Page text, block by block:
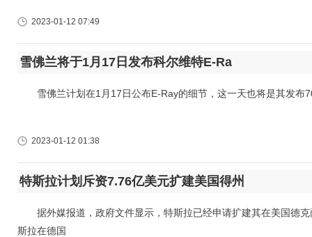
2023-01-12 07:49
雪佛兰将于1月17日发布科尔维特E-Ra
雪佛兰计划在1月17日公布E-Ray的细节，这一天也将是其发布
2023-01-12 01:38
特斯拉计划斥资7.76亿美元扩建美国得州
据外媒报道，政府文件显示，特斯拉已经申请扩建其在美国德克
斯拉在德国